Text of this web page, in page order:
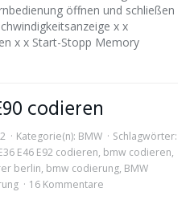
öffnen und schließen
x x
x x Start-Stopp Memory
codieren
Kategorie(n): BMW
Schlagwörter:
E46 E92 codieren, bmw codieren,
berlin, bmw codierung, BMW
16 Kommentare